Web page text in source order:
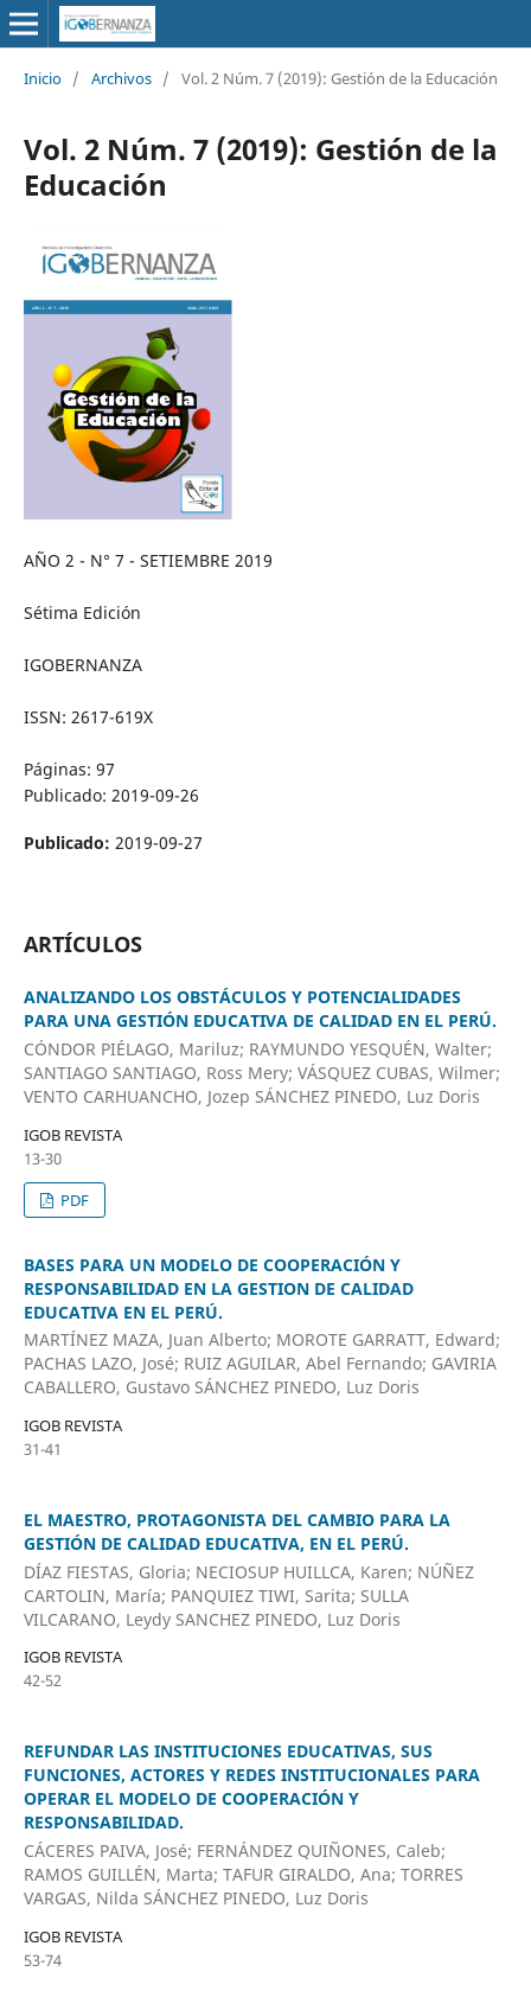
Inicio / Archivos / Vol. 2 Núm. 7 (2019): Gestión de la Educación
Vol. 2 Núm. 7 (2019): Gestión de la
Educación
AÑO 2 - N° 7 - SETIEMBRE 2019
Sétima Edición
IGOBERNANZA
ISSN: 2617-619X
Páginas: 97
Publicado: 2019-09-26
Publicado: 2019-09-27
ARTÍCULOS
ANALIZANDO LOS OBSTÁCULOS Y POTENCIALIDADES
PARA UNA GESTIÓN EDUCATIVA DE CALIDAD EN EL PERÚ.
CÓNDOR PIÉLAGO, Mariluz; RAYMUNDO YESQUÉN, Walter;
SANTIAGO SANTIAGO, Ross Mery; VÁSQUEZ CUBAS, Wilmer;
VENTO CARHUANCHO, Jozep SÁNCHEZ PINEDO, Luz Doris
IGOB REVISTA
13-30
PDF
BASES PARA UN MODELO DE COOPERACIÓN Y
RESPONSABILIDAD EN LA GESTION DE CALIDAD
EDUCATIVA EN EL PERÚ.
MARTÍNEZ MAZA, Juan Alberto; MOROTE GARRATT, Edward;
PACHAS LAZO, José; RUIZ AGUILAR, Abel Fernando; GAVIRIA
CABALLERO, Gustavo SÁNCHEZ PINEDO, Luz Doris
IGOB REVISTA
31-41
EL MAESTRO, PROTAGONISTA DEL CAMBIO PARA LA
GESTIÓN DE CALIDAD EDUCATIVA, EN EL PERÚ.
DÍAZ FIESTAS, Gloria; NECIOSUP HUILLCA, Karen; NÚÑEZ
CARTOLIN, María; PANQUIEZ TIWI, Sarita; SULLA
VILCARANO, Leydy SANCHEZ PINEDO, Luz Doris
IGOB REVISTA
42-52
REFUNDAR LAS INSTITUCIONES EDUCATIVAS, SUS
FUNCIONES, ACTORES Y REDES INSTITUCIONALES PARA
OPERAR EL MODELO DE COOPERACIÓN Y
RESPONSABILIDAD.
CÁCERES PAIVA, José; FERNÁNDEZ QUIÑONES, Caleb;
RAMOS GUILLÉN, Marta; TAFUR GIRALDO, Ana; TORRES
VARGAS, Nilda SÁNCHEZ PINEDO, Luz Doris
IGOB REVISTA
53-74